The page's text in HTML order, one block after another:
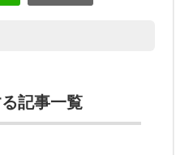
記事一覧